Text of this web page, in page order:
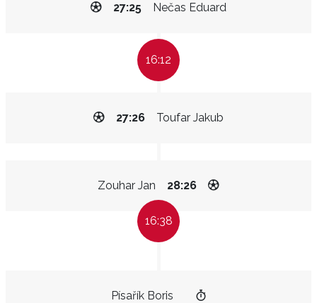
Nečas Eduard
27:25
16:12
Toufar Jakub
27:26
Zouhar Jan 28:26
16:38
Písařík Boris